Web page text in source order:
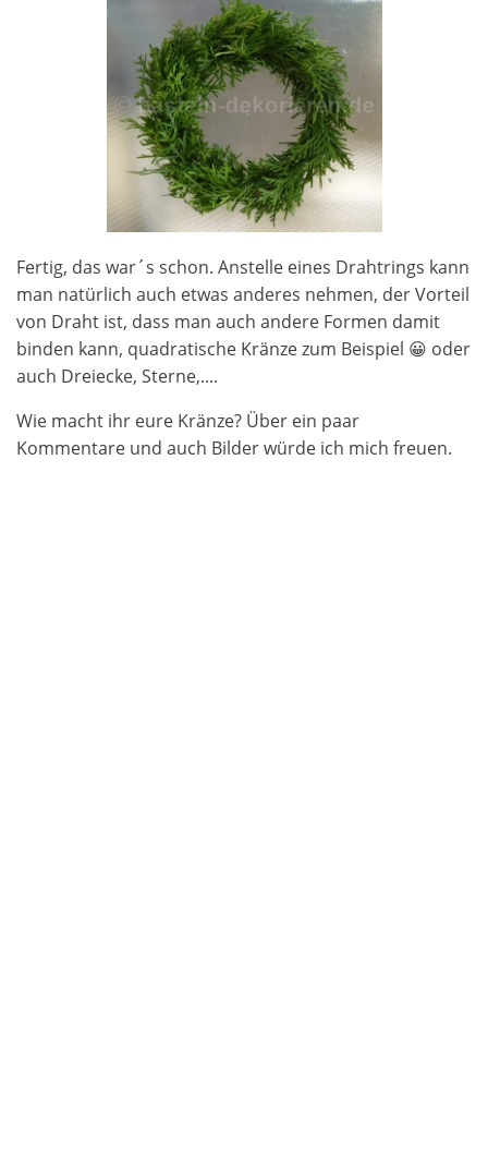
Fertig, das war´s schon. Anstelle eines Drahtrings kann
man natürlich auch etwas anderes nehmen, der Vorteil
von Draht ist, dass man auch andere Formen damit
binden kann, quadratische Kränze zum Beispiel 😀 oder
auch Dreiecke, Sterne,....
Wie macht ihr eure Kränze? Über ein paar
Kommentare und auch Bilder würde ich mich freuen.